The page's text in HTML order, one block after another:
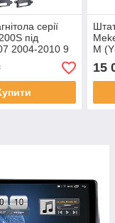
серії
під
2004-2010 9
M
15